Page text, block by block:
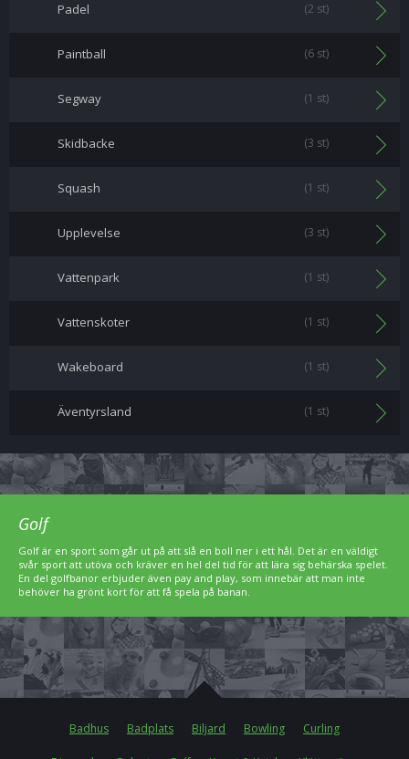
Padel (2 st)
Paintball (6 st)
Segway (1 st)
Skidbacke (3 st)
Squash (1 st)
Upplevelse (3 st)
Vattenpark (1 st)
Vattenskoter (1 st)
Wakeboard (1 st)
Äventyrsland (1 st)
Golf
Golf är en sport som går ut på att slå en boll ner i ett hål. Det är en väldigt
svår sport att utöva och kräver en hel del tid för att lära sig behärska spelet.
En del golfbanor erbjuder även pay and play, som innebär att man inte
behöver ha grönt kort för att få spela på banan.
Badhus Badplats Biljard Bowling Curling